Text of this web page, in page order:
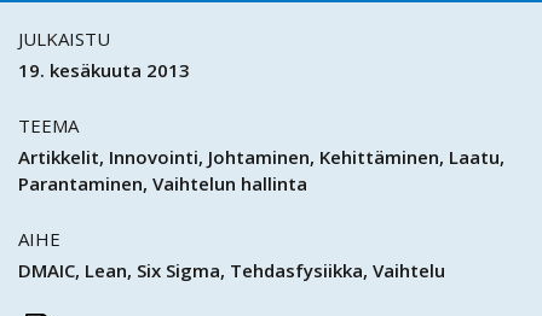
JULKAISTU
19. kesäkuuta 2013
TEEMA
Artikkelit Innovointi Johtaminen Kehittäminen Laatu
Parantaminen Vaihtelun hallinta
AIHE
DMAIC Lean Six Sigma Tehdasfysiikka Vaihtelu